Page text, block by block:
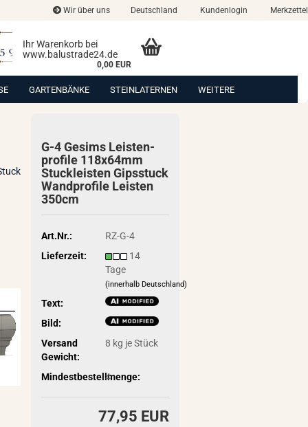
Wir über uns Deutschland Kundenlogin Merkzettel
Ihr Warenkorb bei
www.balustrade24.de
0,00 EUR
GARTENBÄNKE STEINLATERNEN WEITERE
G-4 Ge­sims Leis­ten­
pro­fi­le 118x64mm
Stuck­leis­ten Gips­stuck
Wand­pro­fi­le Leis­ten
350cm
Art.Nr.:
RZ-G-4
Lieferzeit:
14
Tage
(innerhalb Deutschland)
Text:
Bild:
Versand
Gewicht:
8 kg je Stück
Mindestbestellmenge:
4
77,95 EUR